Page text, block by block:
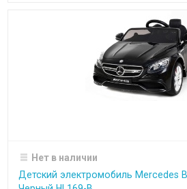
Нет в наличии
Детский электромобиль Mercedes